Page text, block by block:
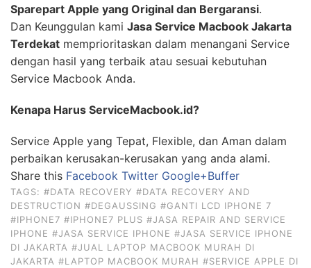
Sparepart Apple yang Original dan Bergaransi.
Dan Keunggulan kami Jasa Service Macbook Jakarta
Terdekat memprioritaskan dalam menangani Service
dengan hasil yang terbaik atau sesuai kebutuhan
Service Macbook Anda.
Kenapa Harus ServiceMacbook.id?
Service Apple yang Tepat, Flexible, dan Aman dalam
perbaikan kerusakan-kerusakan yang anda alami.
Share this Facebook Twitter Google+Buffer
TAGS: #DATA RECOVERY #DATA RECOVERY AND
DESTRUCTION #DEGAUSSING #GANTI LCD IPHONE 7
#IPHONE7 #IPHONE7 PLUS #JASA REPAIR AND SERVICE
IPHONE #JASA SERVICE IPHONE #JASA SERVICE IPHONE
DI JAKARTA #JUAL LAPTOP MACBOOK MURAH DI
JAKARTA #LAPTOP MACBOOK MURAH #SERVICE APPLE DI